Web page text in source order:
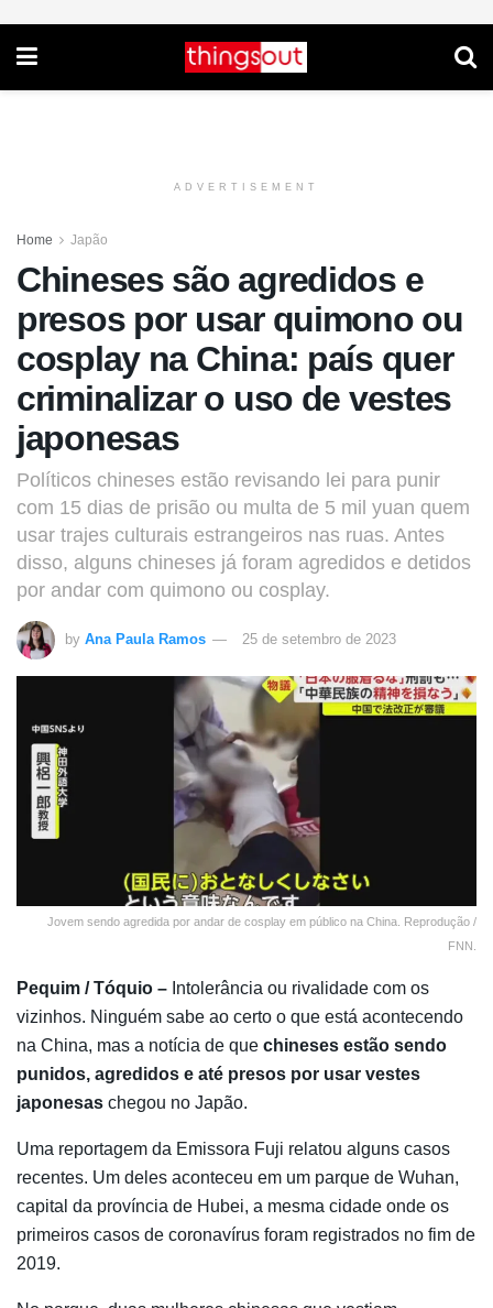
ADVERTISEMENT
Home Japão
Chineses são agredidos e
presos por usar quimono ou
cosplay na China: país quer
criminalizar o uso de vestes
japonesas
Políticos chineses estão revisando lei para punir
com 15 dias de prisão ou multa de 5 mil yuan quem
usar trajes culturais estrangeiros nas ruas. Antes
disso, alguns chineses já foram agredidos e detidos
por andar com quimono ou cosplay.
by Ana Paula Ramos 25 de setembro de 2023
Jovem sendo agredida por andar de cosplay em público na China. Reprodução /
FNN.
Pequim / Tóquio – Intolerância ou rivalidade com os
vizinhos. Ninguém sabe ao certo o que está acontecendo
na China, mas a notícia de que chineses estão sendo
punidos, agredidos e até presos por usar vestes
japonesas chegou no Japão.
Uma reportagem da Emissora Fuji relatou alguns casos
recentes. Um deles aconteceu em um parque de Wuhan,
capital da província de Hubei, a mesma cidade onde os
primeiros casos de coronavírus foram registrados no fim de
2019.